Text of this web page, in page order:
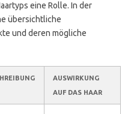
eine Rolle. In der
übersichtliche
und deren mögliche
AUSWIRKUNG
AUF DAS HAAR